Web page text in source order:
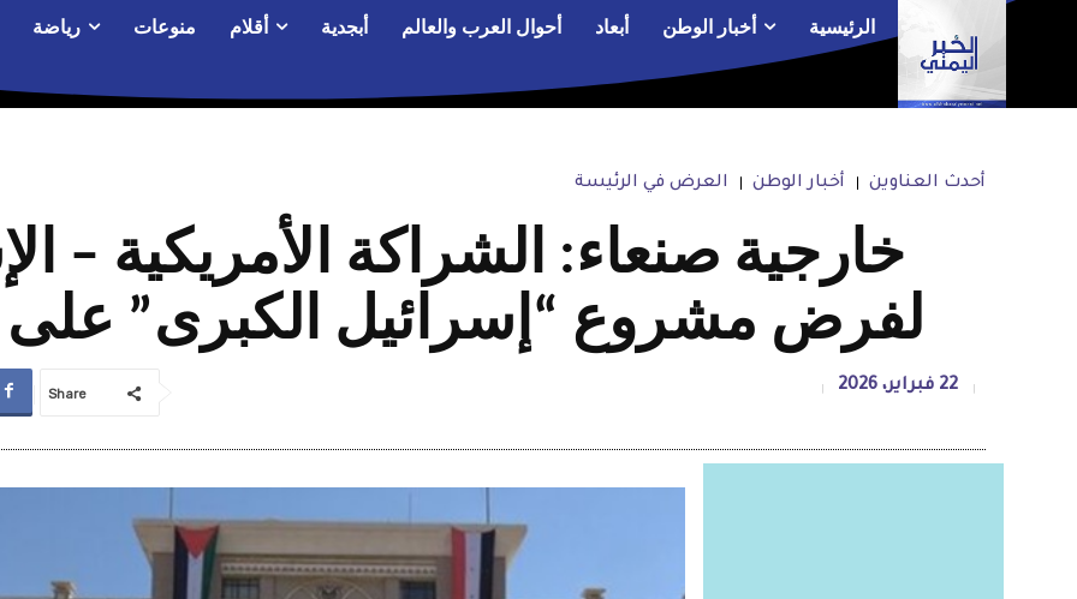
الرئيسية أخبار الوطن أبعاد أحوال العرب والعالم أبجدية أقلام منوعات رياضة
أحدث العناوين أخبار الوطن العرض في الرئيسة
خارجية صنعاء: الشراكة الأمريكية –
لفرض مشروع “إسرائيل الكبرى”
22 فبراير، 2026 Share